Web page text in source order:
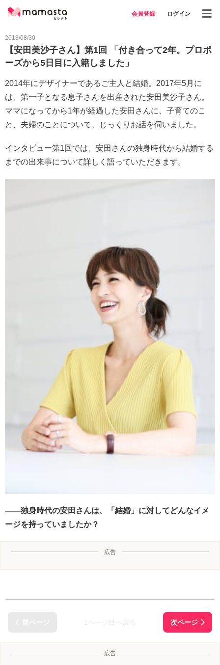
会員登録 ログイン
2018/08/30
【安田美沙子さん】第1回 「付き合って2年。プロポ
ーズから5日目に入籍しました」
2014年にデザイナーであるご主人と結婚。2017年5月に
は、第一子となる息子さんを出産された安田美沙子さん。
ママになってから1年が経過した安田さんに、子育てのこ
と、夫婦のことについて、じっくりお話を伺いました。
インタビュー第1回では、安田さんの独身時代から結婚する
までの出来事について詳しく語っていただきます。
――独身時代の安田さんは、「結婚」に対してどんなイメ
ージを持っていましたか？
広告
広告